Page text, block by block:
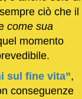
ciò che il
come sua
momento
sul fine vita”,
conseguenze